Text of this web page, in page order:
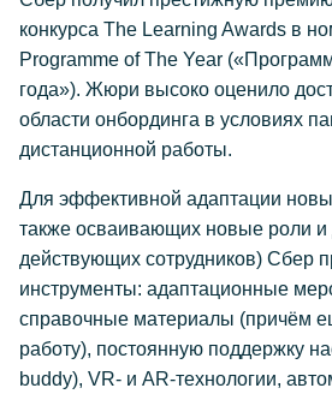
конкурса The Learning Awards в
Programme of The Year
года»). Жюри высоко оценило
области онбординга в условиях
дистанционной работы.
Для эффективной адаптации
также осваивающих новые роли и
действующих сотрудников) Сбер
инструменты: адаптационные
справочные материалы (причём
работу), постоянную поддержку
buddy), VR- и AR-технологии,